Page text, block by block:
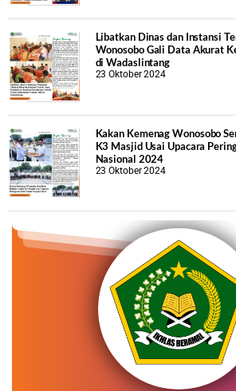
Libatkan Dinas dan Instansi
Wonosobo Gali Data Akurat
di Wadaslintang
23 Oktober 2024
Kakan Kemenag Wonosobo
K3 Masjid Usai Upacara
Nasional 2024
23 Oktober 2024